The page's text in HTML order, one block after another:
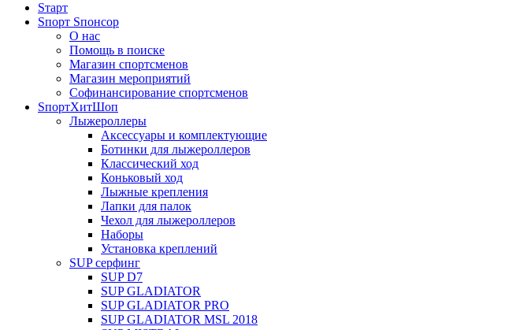
Sтарт
Sпорт Sпонсор
О нас
Помощь в поиске
Магазин спортсменов
Магазин мероприятий
Софинансирование спортсменов
SпортХитШоп
Лыжероллеры
Аксессуары и комплектующие
Ботинки для лыжероллеров
Классический ход
Коньковый ход
Лыжные крепления
Лапки для палок
Чехол для лыжероллеров
Наборы
Установка креплений
SUP серфинг
SUP D7
SUP GLADIATOR
SUP GLADIATOR PRO
SUP GLADIATOR MSL 2018